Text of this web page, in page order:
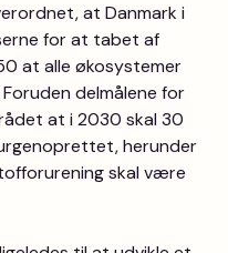
at Danmark i
for at tabet af
at alle økosystemer
delmålene for
at i 2030 skal 30
herunder
skal være